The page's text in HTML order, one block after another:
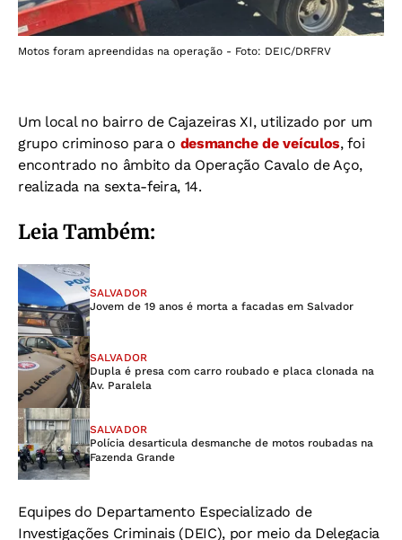
Motos foram apreendidas na operação - Foto: DEIC/DRFRV
Um local no bairro de Cajazeiras XI, utilizado por um
grupo criminoso para o desmanche de veículos, foi
encontrado no âmbito da Operação Cavalo de Aço,
realizada na sexta-feira, 14.
Leia Também:
SALVADOR
Jovem de 19 anos é morta a facadas em Salvador
SALVADOR
Dupla é presa com carro roubado e placa clonada na
Av. Paralela
SALVADOR
Polícia desarticula desmanche de motos roubadas na
Fazenda Grande
Equipes do Departamento Especializado de
Investigações Criminais (DEIC), por meio da Delegacia